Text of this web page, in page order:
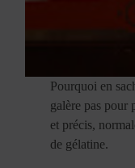
Pourquoi en
galère pas pour
et précis,
de gélatine.